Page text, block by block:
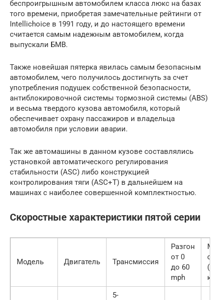
беспроигрышным автомобилем класса люкс на базах
того времени, приобретая замечательные рейтинги от
Intellichoice в 1991 году, и до настоящего времени
считается самым надежным автомобилем, когда
выпускали БМВ.
Также новейшая пятерка явилась самым безопасным
автомобилем, чего получилось достигнуть за счет
употребления подушек собственной безопасности,
антиблокировочной системы тормозной системы (ABS)
и весьма твердого кузова автомобиля, который
обеспечивает охрану пассажиров и владельца
автомобиля при условии аварии.
Так же автомашины в данном кузове составлялись
установкой автоматического регулирования
стабильности (ASC) либо конструкцией
контролирования тяги (ASC+T) в дальнейшем на
машинах с наиболее совершенной комплектностью.
Скоростные характеристики пятой серии
Модель Двигатель Трансмиссия
Разгон
от 0
до 60
mph
5-